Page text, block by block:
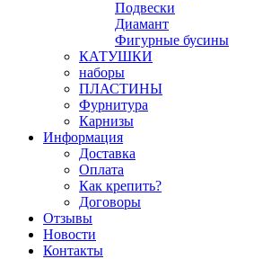
Подвески
Диамант
Фигурные бусины
КАТУШКИ
наборы
ПЛАСТИНЫ
Фурнитура
Карнизы
Информация
Доставка
Оплата
Как крепить?
Договоры
Отзывы
Новости
Контакты